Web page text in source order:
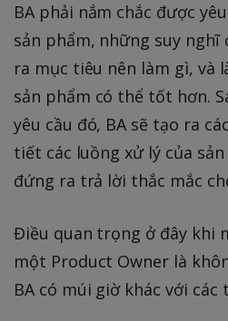
BA phải nắm chắc được
sản phẩm, những suy nghĩ
ra mục tiêu nên làm gì, và
sản phẩm có thể tốt hơn.
yêu cầu đó, BA sẽ tạo ra
tiết các luồng xử lý của
đứng ra trả lời thắc mắc
Điều quan trọng ở đây khi
một Product Owner là
BA có múi giờ khác với các